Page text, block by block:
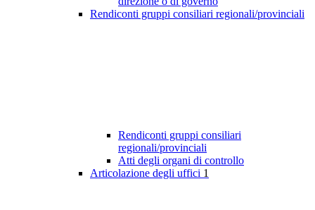
Rendiconti gruppi consiliari regionali/provinciali
Rendiconti gruppi consiliari
regionali/provinciali
Atti degli organi di controllo
Articolazione degli uffici 1